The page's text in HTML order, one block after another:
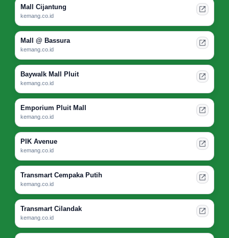
Mall Cijantung
kemang.co.id
Mall @ Bassura
kemang.co.id
Baywalk Mall Pluit
kemang.co.id
Emporium Pluit Mall
kemang.co.id
PIK Avenue
kemang.co.id
Transmart Cempaka Putih
kemang.co.id
Transmart Cilandak
kemang.co.id